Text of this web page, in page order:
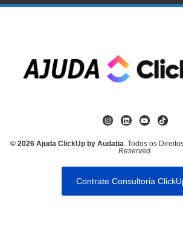
© 2026 Ajuda ClickUp by Audatia . Todos os
Reserved.
Contrate Consultoria